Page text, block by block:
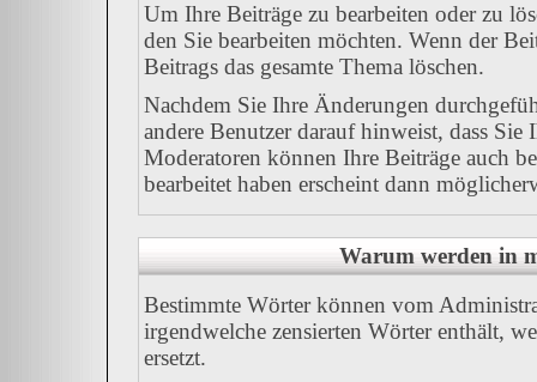
Um Ihre Beiträge zu bearbeiten oder zu
den Sie bearbeiten möchten. Wenn der
Beitrags das gesamte Thema löschen.
Nachdem Sie Ihre Änderungen
andere Benutzer darauf hinweist, dass
Moderatoren können Ihre Beiträge auch
bearbeitet haben erscheint dann
Warum werden in
Bestimmte Wörter können vom
irgendwelche zensierten Wörter enthält,
ersetzt.